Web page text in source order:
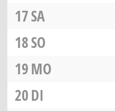
17SA
18SO
19MO
20DI